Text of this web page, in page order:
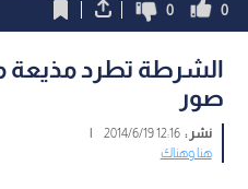
0
0
الشرطة تطرد مذيعة
صور
نشر :12:16 2014/6/19
|
هنا وهناك